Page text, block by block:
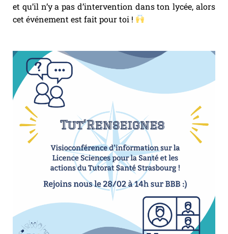
et qu’il n’y a pas d’intervention dans ton lycée, alors
cet événement est fait pour toi !